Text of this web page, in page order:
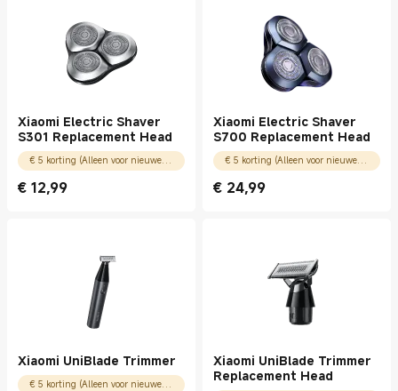
Xiaomi Electric Shaver
S301 Replacement Head
€ 5 korting (Alleen voor nieuwe gebruikers)
€ 12,99
Current Price € 12.99
Xiaomi Electric Shaver
S700 Replacement Head
€ 5 korting (Alleen voor nieuwe gebruikers)
€ 24,99
Current Price € 24.99
Xiaomi UniBlade Trimmer
€ 5 korting (Alleen voor nieuwe gebruikers)
Xiaomi UniBlade Trimmer
Replacement Head